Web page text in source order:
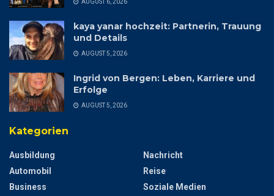
AUGUST 6, 2026
kaya yanar hochzeit: Partnerin, Trauung
und Details
AUGUST 5, 2026
Ingrid von Bergen: Leben, Karriere und
Erfolge
AUGUST 5, 2026
Kategorien
Ausbildung
Automobil
Business
Nachricht
Reise
Soziale Medien